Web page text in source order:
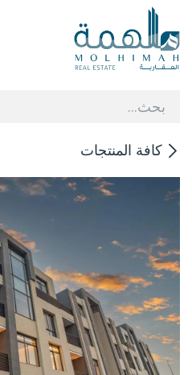
للذهاب إلى المحتوى
كافة المنتجات